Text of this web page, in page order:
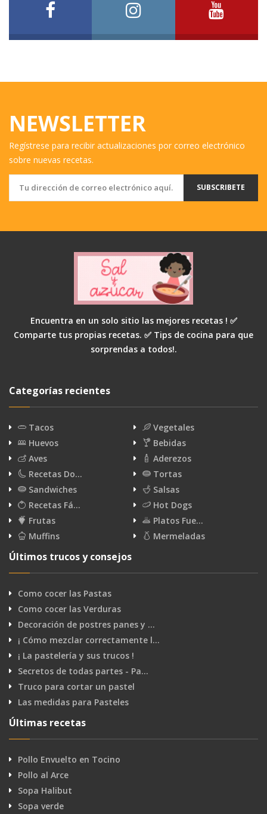
NEWSLETTER
Regístrese para recibir actualizaciones por correo electrónico
sobre nuevas recetas.
SUBSCRIBETE
Encuentra en un solo sitio las mejores recetas ! ✅
Comparte tus propias recetas. ✅ Tips de cocina para que
sorprendas a todos!.
Categorías recientes
Tacos
Vegetales
Huevos
Bebidas
Aves
Aderezos
Recetas Do…
Tortas
Sandwiches
Salsas
Recetas Fá…
Hot Dogs
Frutas
Platos Fue…
Muffins
Mermeladas
Últimos trucos y consejos
Como cocer las Pastas
Como cocer las Verduras
Decoración de postres panes y …
¡ Cómo mezclar correctamente l…
¡ La pastelería y sus trucos !
Secretos de todas partes - Pa…
Truco para cortar un pastel
Las medidas para Pasteles
Últimas recetas
Pollo Envuelto en Tocino
Pollo al Arce
Sopa Halibut
Sopa verde